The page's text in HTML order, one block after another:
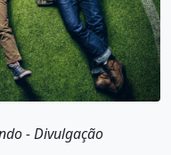
- Divulgação